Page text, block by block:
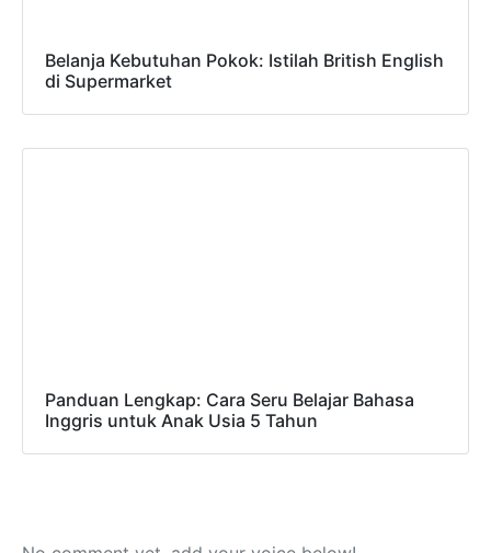
Belanja Kebutuhan Pokok: Istilah British English
di Supermarket
Panduan Lengkap: Cara Seru Belajar Bahasa
Inggris untuk Anak Usia 5 Tahun